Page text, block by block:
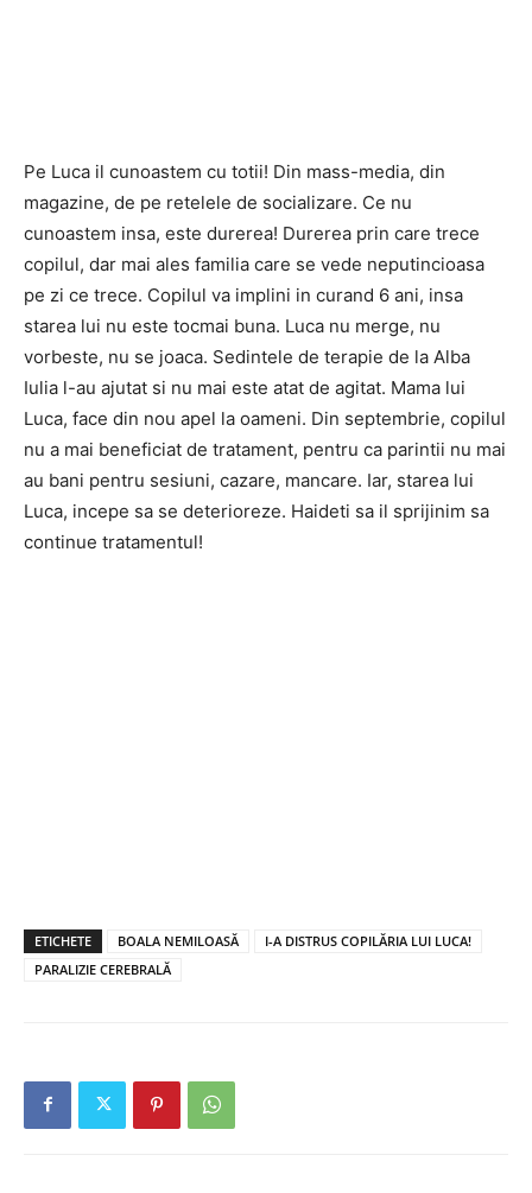
Pe Luca il cunoastem cu totii! Din mass-media, din
magazine, de pe retelele de socializare. Ce nu
cunoastem insa, este durerea! Durerea prin care trece
copilul, dar mai ales familia care se vede neputincioasa
pe zi ce trece. Copilul va implini in curand 6 ani, insa
starea lui nu este tocmai buna. Luca nu merge, nu
vorbeste, nu se joaca. Sedintele de terapie de la Alba
Iulia l-au ajutat si nu mai este atat de agitat. Mama lui
Luca, face din nou apel la oameni. Din septembrie, copilul
nu a mai beneficiat de tratament, pentru ca parintii nu mai
au bani pentru sesiuni, cazare, mancare. Iar, starea lui
Luca, incepe sa se deterioreze. Haideti sa il sprijinim sa
continue tratamentul!
ETICHETE BOALA NEMILOASĂ
I-A DISTRUS COPILĂRIA LUI LUCA!
PARALIZIE CEREBRALĂ